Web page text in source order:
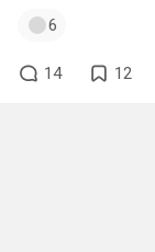
6
14 12